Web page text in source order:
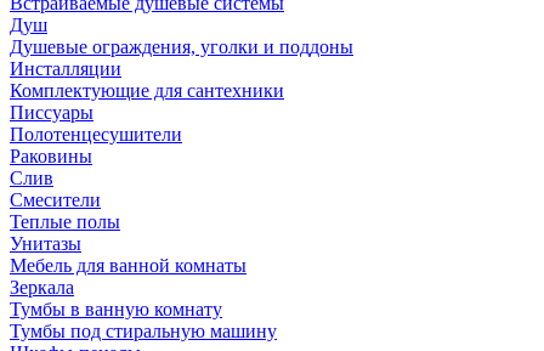
Душ
Душевые ограждения, уголки и поддоны
Инсталляции
Комплектующие для сантехники
Писсуары
Полотенцесушители
Раковины
Слив
Смесители
Теплые полы
Унитазы
Мебель для ванной комнаты
Зеркала
Тумбы в ванную комнату
Тумбы под стиральную машину